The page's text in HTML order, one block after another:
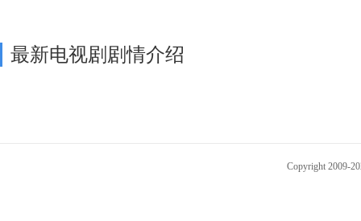
最新电视剧剧情介绍
Copyright 2009-